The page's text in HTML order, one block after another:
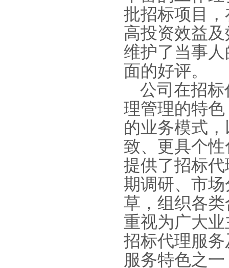
批招标项目
高投资效益
维护了当事
面的好评。
公司在招标
理管理的特
的业务模式
致、更具个
提供了招标
期调研、市
草，组织各
重视为广大
招标代理服
服务特色之